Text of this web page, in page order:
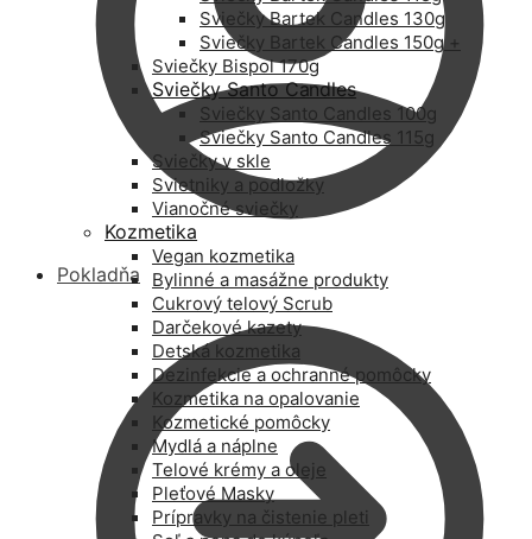
Pokladňa
Sviečky Bartek Candles 130g
Sviečky Bartek Candles 150g +
Sviečky Bispol 170g
Sviečky Santo Candles
Sviečky Santo Candles 100g
Sviečky Santo Candles 115g
Sviečky v skle
Svietniky a podložky
Vianočné sviečky
Kozmetika
Vegan kozmetika
Bylinné a masážne produkty
Cukrový telový Scrub
Darčekové kazety
Detská kozmetika
Dezinfekcie a ochranné pomôcky
Kozmetika na opalovanie
Kozmetické pomôcky
Mydlá a náplne
Telové krémy a oleje
Pleťové Masky
Prípravky na čistenie pleti